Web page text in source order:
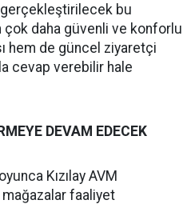
gerçekleştirilecek bu
çok daha güvenli ve konforlu
hem de güncel ziyaretçi
cevap verebilir hale
DEVAM EDECEK
Kızılay AVM
faaliyet